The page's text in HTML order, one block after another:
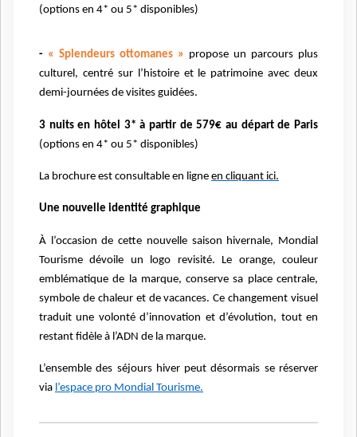
(options en 4* ou 5* disponibles)
- « Splendeurs ottomanes » propose un parcours plus
culturel, centré sur l’histoire et le patrimoine avec deux
demi-journées de visites guidées.
3 nuits en hôtel 3* à partir de 579€ au départ de Paris
(options en 4* ou 5* disponibles)
La brochure est consultable en ligne en cliquant ici.
Une nouvelle identité graphique
À l’occasion de cette nouvelle saison hivernale, Mondial
Tourisme dévoile un logo revisité. Le orange, couleur
emblématique de la marque, conserve sa place centrale,
symbole de chaleur et de vacances. Ce changement visuel
traduit une volonté d’innovation et d’évolution, tout en
restant fidèle à l’ADN de la marque.
L’ensemble des séjours hiver peut désormais se réserver
via l’espace pro Mondial Tourisme.